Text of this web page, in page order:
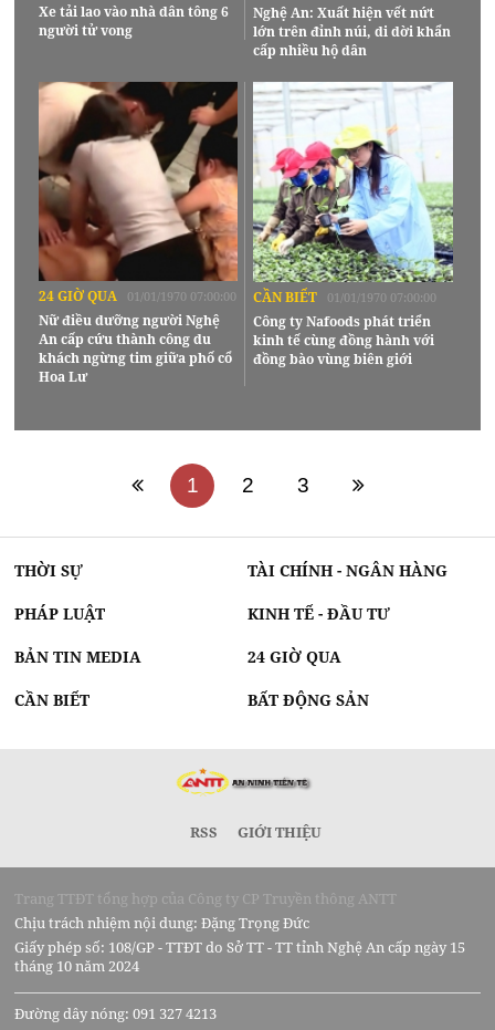
Xe tải lao vào nhà dân tông 6
người tử vong
Nghệ An: Xuất hiện vết nứt
lớn trên đỉnh núi, di dời khẩn
cấp nhiều hộ dân
24 GIỜ QUA 01/01/1970 07:00:00
Nữ điều dưỡng người Nghệ
An cấp cứu thành công du
khách ngừng tim giữa phố cổ
Hoa Lư
CẦN BIẾT 01/01/1970 07:00:00
Công ty Nafoods phát triển
kinh tế cùng đồng hành với
đồng bào vùng biên giới
1 2 3
THỜI SỰ TÀI CHÍNH - NGÂN HÀNG
PHÁP LUẬT KINH TẾ - ĐẦU TƯ
BẢN TIN MEDIA 24 GIỜ QUA
CẦN BIẾT BẤT ĐỘNG SẢN
RSS GIỚI THIỆU
Trang TTĐT tổng hợp của Công ty CP Truyền thông ANTT
Chịu trách nhiệm nội dung: Đặng Trọng Đức
Giấy phép số: 108/GP - TTĐT do Sở TT - TT tỉnh Nghệ An cấp ngày 15
tháng 10 năm 2024
Đường dây nóng: 091 327 4213